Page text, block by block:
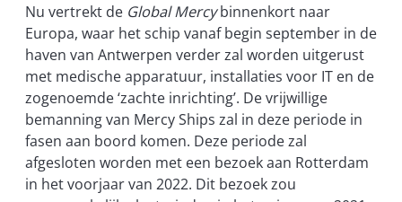
Nu vertrekt de Global Mercybinnenkort naar
Europa, waar het schip vanaf begin september in de
haven van Antwerpen verder zal worden uitgerust
met medische apparatuur, installaties voor IT en de
zogenoemde ‘zachte inrichting’. De vrijwillige
bemanning van Mercy Ships zal in deze periode in
fasen aan boord komen. Deze periode zal
afgesloten worden met een bezoek aan Rotterdam
in het voorjaar van 2022. Dit bezoek zou